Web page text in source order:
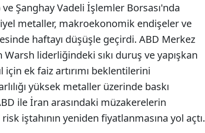
Şanghay Vadeli İşlemler Borsası'nda
metaller, makroekonomik endişeler ve
haftayı düşüşle geçirdi. ABD Merkez
Warsh liderliğindeki sıkı duruş ve yapışkan
ek faiz artırımı beklentilerini
yüksek metaller üzerinde baskı
ile İran arasındaki müzakerelerin
iştahının yeniden fiyatlanmasına yol açtı.